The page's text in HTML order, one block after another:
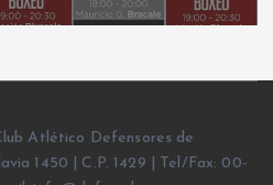
Atlético Defensores de
1450 | C.P. 1429 | Tel/Fax: 00-